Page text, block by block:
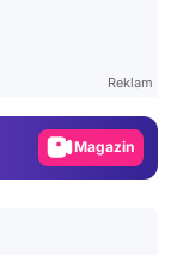
Reklam
Magazin